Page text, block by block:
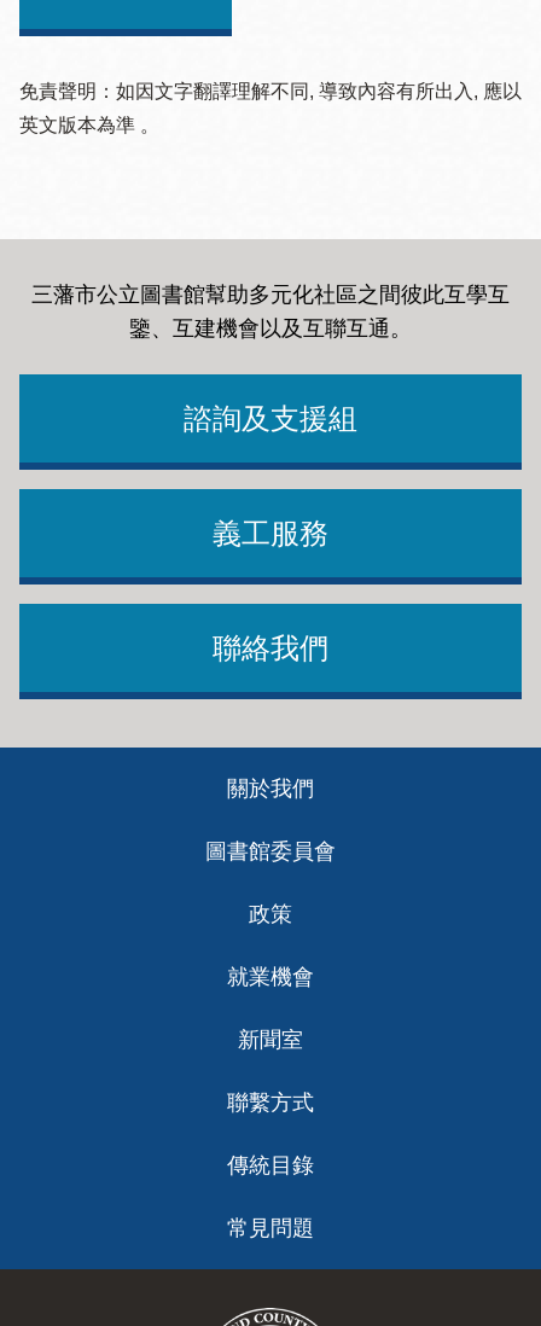
免責聲明：如因文字翻譯理解不同, 導致內容有所出入, 應以
英文版本為準 。
三藩市公立圖書館幫助多元化社區之間彼此互學互
鑒、互建機會以及互聯互通。
諮詢及支援組
義工服務
聯絡我們
關於我們
圖書館委員會
政策
就業機會
新聞室
聯繫方式
傳統目錄
常見問題